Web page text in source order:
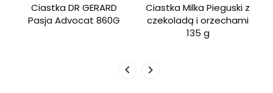
Ciastka DR GERARD
Pasja Advocat 860G
Ciastka Milka Pieguski z
czekoladą i orzechami
135 g